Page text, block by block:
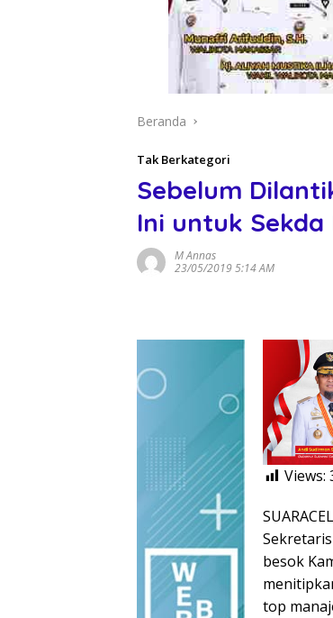
Beranda
Tak Berkategori
Sebelum
Ini untuk
M Annas
23/05/2019 5:14 AM
Views:
besok
top